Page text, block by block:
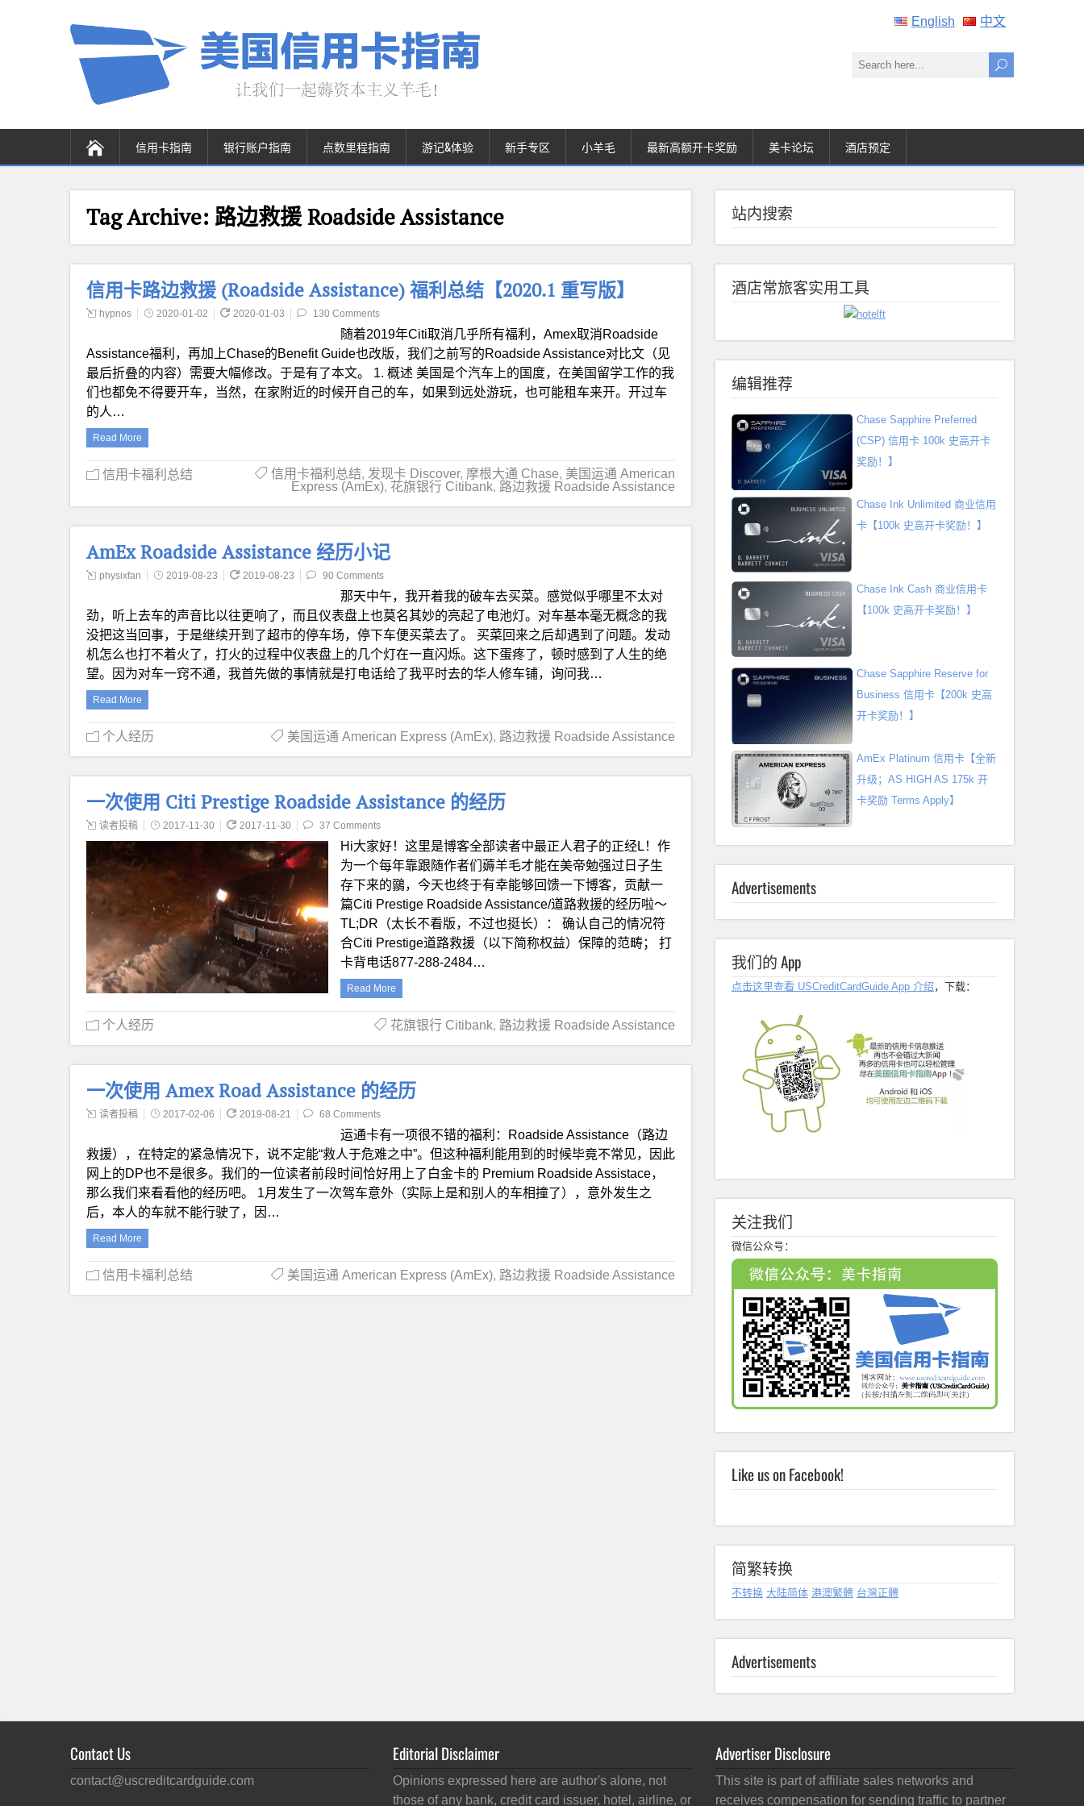
English 中文
信用卡指南 银行账户指南 点数里程指南 游记&体验 新手专区 小羊毛 最新高额开卡奖励 美卡论坛 酒店预定
Tag Archive: 路边救援 Roadside Assistance
信用卡路边救援 (Roadside Assistance) 福利总结【2020.1 重写版】
hypnos 2020-01-02 2020-01-03 130 Comments
随着2019年Citi取消几乎所有福利，Amex取消Roadside
Assistance福利，再加上Chase的Benefit Guide也改版，我们之前写的Roadside Assistance对比文（见
最后折叠的内容）需要大幅修改。于是有了本文。 1. 概述 美国是个汽车上的国度，在美国留学工作的我
们也都免不得要开车，当然，在家附近的时候开自己的车，如果到远处游玩，也可能租车来开。开过车
的人…
Read More
信用卡福利总结 信用卡福利总结, 发现卡 Discover, 摩根大通 Chase, 美国运通 American
Express (AmEx), 花旗银行 Citibank, 路边救援 Roadside Assistance
AmEx Roadside Assistance 经历小记
physixfan 2019-08-23 2019-08-23 90 Comments
那天中午，我开着我的破车去买菜。感觉似乎哪里不太对
劲，听上去车的声音比以往更响了，而且仪表盘上也莫名其妙的亮起了电池灯。对车基本毫无概念的我
没把这当回事，于是继续开到了超市的停车场，停下车便买菜去了。 买菜回来之后却遇到了问题。发动
机怎么也打不着火了，打火的过程中仪表盘上的几个灯在一直闪烁。这下蛋疼了，顿时感到了人生的绝
望。因为对车一窍不通，我首先做的事情就是打电话给了我平时去的华人修车铺，询问我…
Read More
个人经历 美国运通 American Express (AmEx), 路边救援 Roadside Assistance
一次使用 Citi Prestige Roadside Assistance 的经历
读者投稿 2017-11-30 2017-11-30 37 Comments
Hi大家好！这里是博客全部读者中最正人君子的正经L！作
为一个每年靠跟随作者们薅羊毛才能在美帝勉强过日子生
存下来的鶸，今天也终于有幸能够回馈一下博客，贡献一
篇Citi Prestige Roadside Assistance/道路救援的经历啦～
TL;DR（太长不看版，不过也挺长）： 确认自己的情况符
合Citi Prestige道路救援（以下简称权益）保障的范畴； 打
卡背电话877-288-2484…
Read More
个人经历 花旗银行 Citibank, 路边救援 Roadside Assistance
一次使用 Amex Road Assistance 的经历
读者投稿 2017-02-06 2019-08-21 68 Comments
运通卡有一项很不错的福利：Roadside Assistance（路边
救援），在特定的紧急情况下，说不定能“救人于危难之中”。但这种福利能用到的时候毕竟不常见，因此
网上的DP也不是很多。我们的一位读者前段时间恰好用上了白金卡的 Premium Roadside Assistace，
那么我们来看看他的经历吧。 1月发生了一次驾车意外（实际上是和别人的车相撞了），意外发生之
后，本人的车就不能行驶了，因…
Read More
信用卡福利总结 美国运通 American Express (AmEx), 路边救援 Roadside Assistance
站内搜索
酒店常旅客实用工具
编辑推荐
Chase Sapphire Preferred
(CSP) 信用卡 100k 史高开卡
奖励！】
Chase Ink Unlimited 商业信用
卡【100k 史高开卡奖励！】
Chase Ink Cash 商业信用卡
【100k 史高开卡奖励！】
Chase Sapphire Reserve for
Business 信用卡【200k 史高
开卡奖励！】
AmEx Platinum 信用卡【全新
升级；AS HIGH AS 175k 开
卡奖励 Terms Apply】
Advertisements
我们的 App
点击这里查看 USCreditCardGuide App 介绍 ，下载：
关注我们
微信公众号：
Like us on Facebook!
简繁转换
不转换 大陆简体 港澳繁體 台灣正體
Advertisements
Contact Us
contact@uscreditcardguide.com
Editorial Disclaimer
Opinions expressed here are author's alone, not
those of any bank, credit card issuer, hotel, airline, or
Advertiser Disclosure
This site is part of affiliate sales networks and
receives compensation for sending traffic to partner